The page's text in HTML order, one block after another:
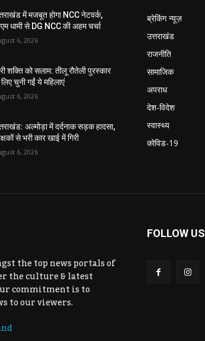
में मजबूत होगा NCC नेटवर्क,
धामी से DG NCC की अहम चर्चा
6, 2026
शक्ति को सलाम: तीलू रौतेली पुरस्कार
चुनी गईं ये महिलाएं
6, 2026
अल्मोड़ा में दर्दनाक सड़क हादसा,
से भरी कार खाई में गिरी
6, 2026
ब्रेकिंग न्यूज़
उत्तराखंड
राजनीति
सामाजिक
अपराध
देश-विदेश
स्वास्थ्य
कोविड-19
the top news portals of
the culture & latest
commitment is to
to our viewers.
FOLLOW US